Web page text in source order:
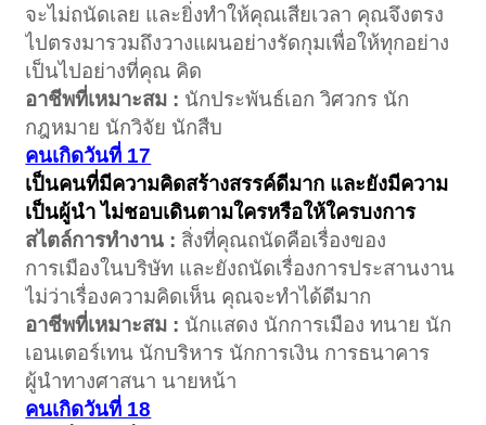
จะไม่ถนัดเลย และยิ่งทำให้คุณเสียเวลา คุณจึงตรง
ไปตรงมารวมถึงวางแผนอย่างรัดกุมเพื่อให้ทุกอย่าง
เป็นไปอย่างที่คุณ คิด
อาชีพที่เหมาะสม : นักประพันธ์เอก วิศวกร นัก
กฎหมาย นักวิจัย นักสืบ
คนเกิดวันที่ 17
เป็นคนที่มีความคิดสร้างสรรค์ดีมาก และยังมีความ
เป็นผู้นำ ไม่ชอบเดินตามใครหรือให้ใครบงการ
สไตล์การทำงาน : สิ่งที่คุณถนัดคือเรื่องของ
การเมืองในบริษัท และยังถนัดเรื่องการประสานงาน
ไม่ว่าเรื่องความคิดเห็น คุณจะทำได้ดีมาก
อาชีพที่เหมาะสม : นักแสดง นักการเมือง ทนาย นัก
เอนเตอร์เทน นักบริหาร นักการเงิน การธนาคาร
ผู้นำทางศาสนา นายหน้า
คนเกิดวันที่ 18